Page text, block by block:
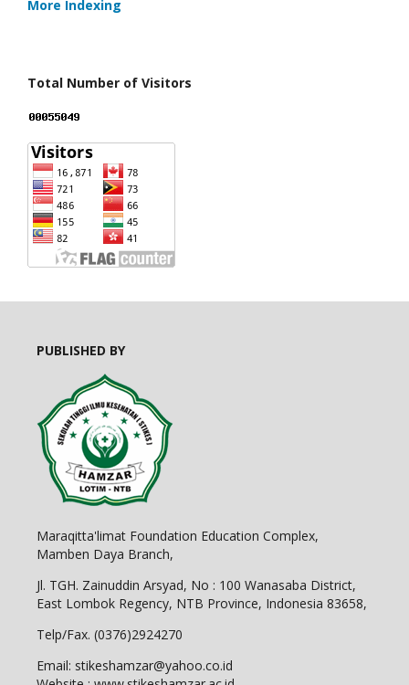
More Indexing
Total Number of Visitors
PUBLISHED BY
Maraqitta'limat Foundation Education Complex,
Mamben Daya Branch,
Jl. TGH. Zainuddin Arsyad, No : 100 Wanasaba District,
East Lombok Regency, NTB Province, Indonesia 83658,
Telp/Fax. (0376)2924270
Email: stikeshamzar@yahoo.co.id